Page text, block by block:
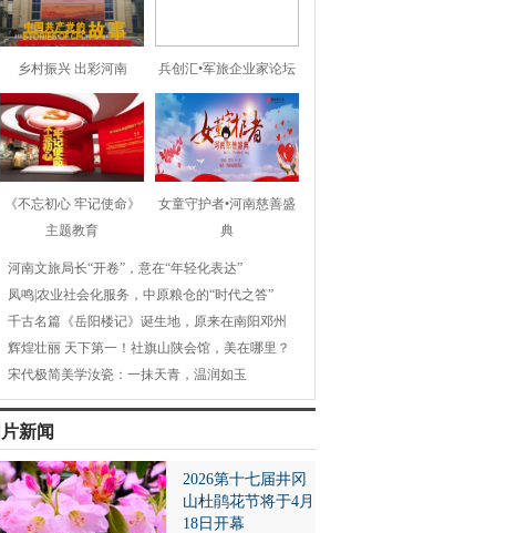
乡村振兴 出彩河南 兵创汇•军旅企业家论坛
《不忘初心 牢记使命》
主题教育
女童守护者•河南慈善盛
典
河南文旅局长“开卷”，意在“年轻化表达”
凤鸣|农业社会化服务，中原粮仓的“时代之答”
千古名篇《岳阳楼记》诞生地，原来在南阳邓州
辉煌壮丽 天下第一！社旗山陕会馆，美在哪里？
宋代极简美学汝瓷：一抹天青，温润如玉
新闻
2026第十七届井冈
山杜鹃花节将于4月
18日开幕